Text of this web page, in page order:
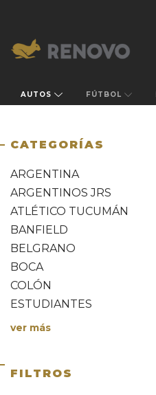
AUTOS FÚTBOL
CATEGORÍAS
ARGENTINA
ARGENTINOS JRS
ATLÉTICO TUCUMÁN
BANFIELD
BELGRANO
BOCA
COLÓN
ESTUDIANTES
ver más
FILTROS